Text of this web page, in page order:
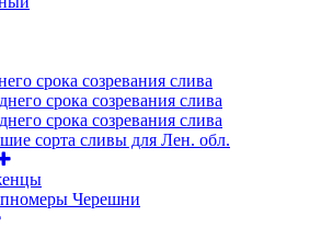
срока созревания слива
срока созревания слива
срока созревания слива
сорта сливы для Лен. обл.
Черешни